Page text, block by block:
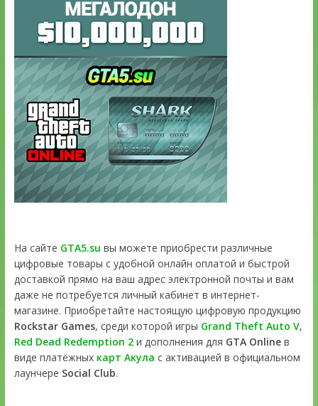
На сайте GTA5.su вы можете приобрести различные
цифровые товары с удобной онлайн оплатой и быстрой
доставкой прямо на ваш адрес электронной почты и вам
даже не потребуется личный кабинет в интернет-
магазине. Приобретайте настоящую цифровую продукцию
Rockstar Games, среди которой игры Grand Theft Auto V,
Red Dead Redemption 2и дополнения для GTA Onlineв
виде платёжных карт Акула с активацией в официальном
лаунчере Social Club.